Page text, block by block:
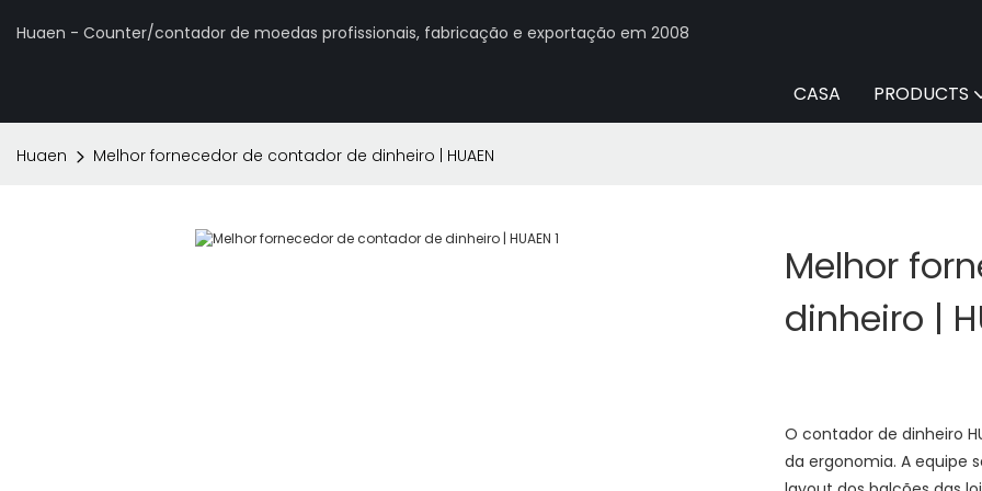
Huaen - Counter/contador de moedas profissionais, fabricação e exportação em 2008
CASA PRODUCTS
Huaen Melhor fornecedor de contador de dinheiro | HUAEN
Melhor
dinheiro |
O contador de dinheiro
da ergonomia. A equipe